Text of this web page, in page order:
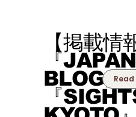
【掲載情
『
BLOG』
『